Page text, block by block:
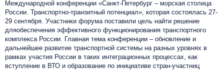
Международной конференции «Санкт-Петербург – морская столица
России. Транспортно-транзитный потенциал», которая состоялась 27-
29 сентября. Участники форума поставили цель найти решение
дляобеспечения эффективного функционирования транспортного
комплекса России. Главная тема конференции – обновление и
дальнейшее развитие транспортной системы на разных уровнях в
рамках участия России в таких интеграционных процессах, как
вступление в ВТО и образование по инициативе стран-участниц